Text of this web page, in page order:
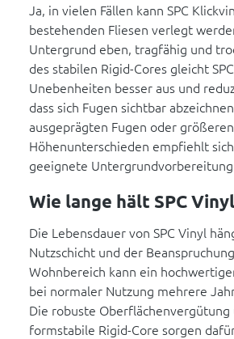
Ja, in vielen Fällen kann SPC
bestehenden Fliesen verlegt
Untergrund eben, tragfähig und
des stabilen Rigid-Cores gleicht
Unebenheiten besser aus und
dass sich Fugen sichtbar
ausgeprägten Fugen oder größeren
Höhenunterschieden empfiehlt
geeignete
Wie lange hält SPC
Die Lebensdauer von SPC Vinyl
Nutzschicht und der
Wohnbereich kann ein
bei normaler Nutzung mehrere
Die robuste Oberflächenvergütung
formstabile Rigid-Core sorgen